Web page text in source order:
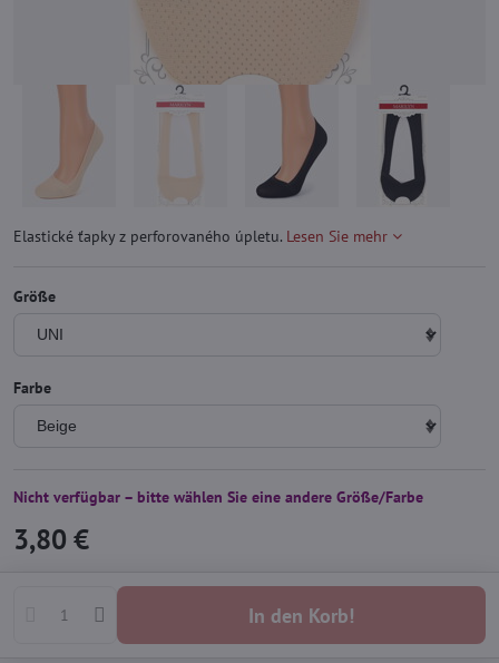
Elastické ťapky z perforovaného úpletu. Lesen Sie mehr
Größe
Farbe
Nicht verfügbar – bitte wählen Sie eine andere Größe/Farbe
3,80 €
In den Korb!